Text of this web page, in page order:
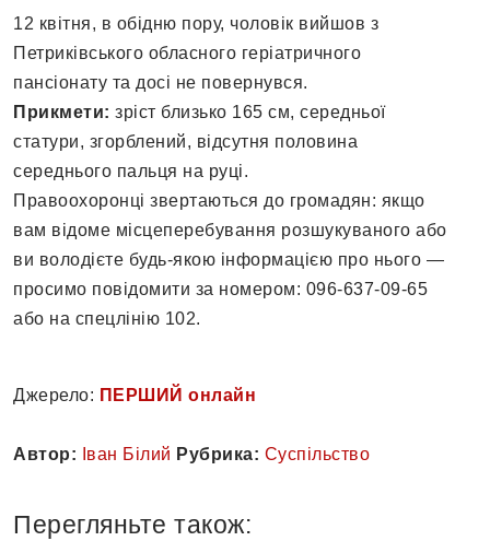
12 квітня, в обідню пору, чоловік вийшов з
Петриківського обласного геріатричного
пансіонату та досі не повернувся.
Прикмети: зріст близько 165 см, середньої
статури, згорблений, відсутня половина
середнього пальця на руці.
Правоохоронці звертаються до громадян: якщо
вам відоме місцеперебування розшукуваного або
ви володієте будь-якою інформацією про нього —
просимо повідомити за номером: 096-637-09-65
або на спецлінію 102.
Джерело: ПЕРШИЙ онлайн
Автор: Іван Білий Рубрика: Суспільство
Перегляньте також: